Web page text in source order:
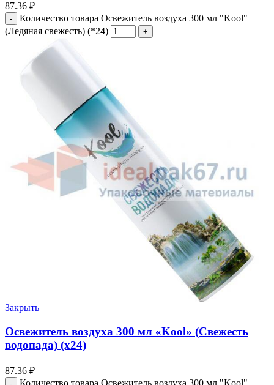
87.36 ₽
Количество товара Освежитель воздуха 300 мл "Kool"
(Ледяная свежесть) (*24)
Закрыть
Освежитель воздуха 300 мл «Kool» (Свежесть
водопада) (х24)
87.36 ₽
Количество товара Освежитель воздуха 300 мл "Kool"